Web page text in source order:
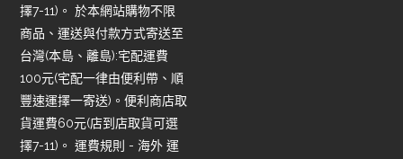
擇7-11)。 於本網站購物不限
商品、運送與付款方式寄送至
台灣(本島、離島):宅配運費
100元(宅配一律由便利帶、順
豐速運擇一寄送)。便利商店取
貨運費60元(店到店取貨可選
擇7-11)。 運費規則 - 海外 運